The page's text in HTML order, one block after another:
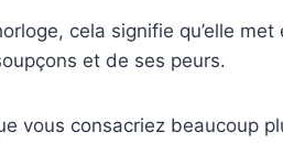
cela signifie qu’elle
et de ses peurs.
vous consacriez beaucoup